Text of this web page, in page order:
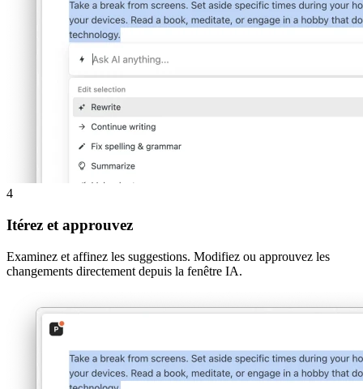
4
Itérez et approuvez
Examinez et affinez les suggestions. Modifiez ou approuvez les
changements directement depuis la fenêtre IA.